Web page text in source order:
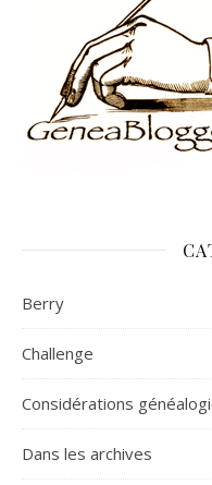
Berry
Challenge
Considérations
Dans les archives